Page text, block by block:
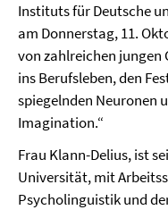
Instituts für Deutsche
am Donnerstag, 11.
von zahlreichen jungen
ins Berufsleben, den
spiegelnden Neuronen
Imagination.“
Frau Klann-Delius, ist
Universität, mit
Psycholinguistik und